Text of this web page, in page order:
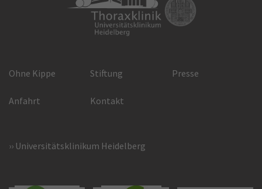
Ohne Kippe Stiftung Presse
Anfahrt Kontakt
Universitätsklinikum Heidelberg